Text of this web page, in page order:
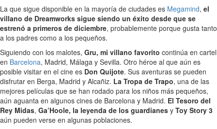
La que sigue disponible en la mayoría de ciudades es Megamind, el
villano de Dreamworks sigue siendo un éxito desde que se
estrenó a primeros de diciembre, probablemente porque gusta tanto
a los padres como a los pequeños.
Siguiendo con los malotes, Gru, mi villano favorito continúa en cartel
en Barcelona, Madrid, Málaga y Sevilla. Otro héroe al que aún es
posible visitar en el cine es Don Quijote. Sus aventuras se pueden
disfrutar en Berga, Madrid y Alcañiz. La Tropa de Trapo, una de las
mejores películas que se han rodado para los niños más pequeños,
aún aguanta en algunos cines de Barcelona y Madrid. El Tesoro del
Rey Midas, Ga’Hoole, la leyenda de los guardianes y Toy Story 3
aún pueden verse en algunas poblaciones.